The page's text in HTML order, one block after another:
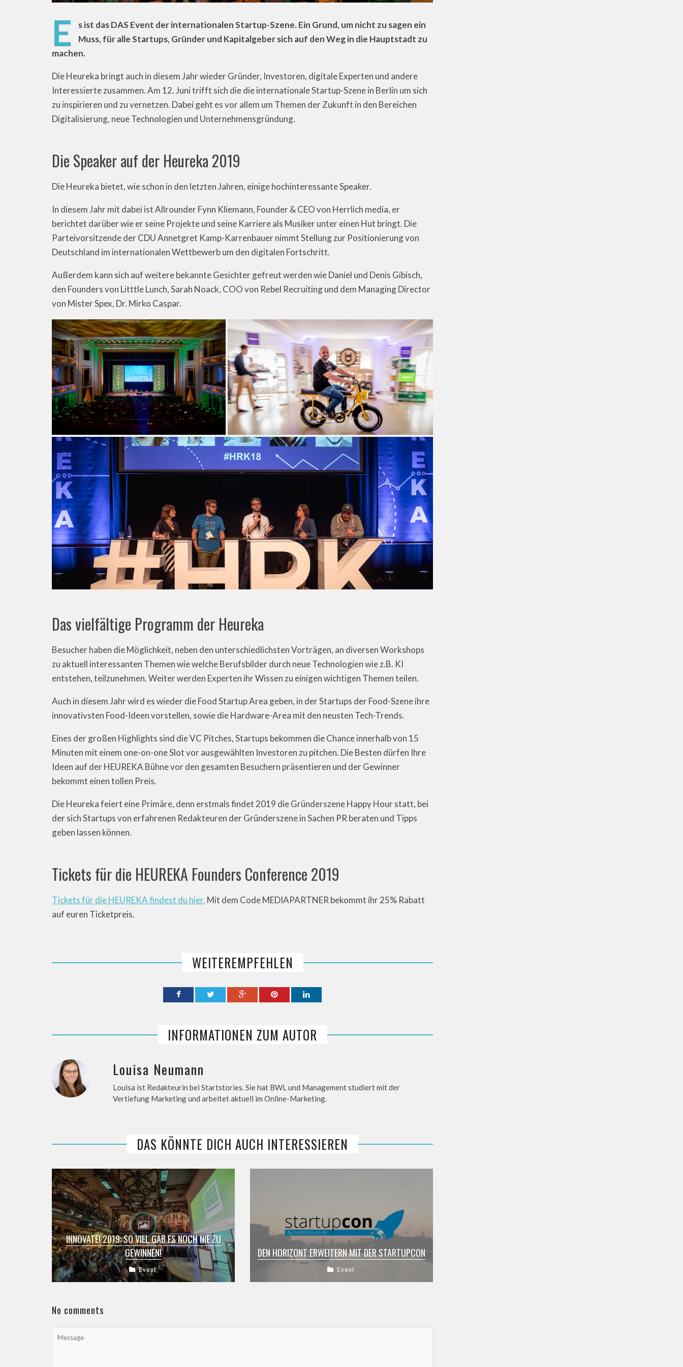
E
s ist das DAS Event der internationalen Startup-Szene. Ein Grund, um nicht zu sagen ein
Muss, für alle Startups, Gründer und Kapitalgeber sich auf den Weg in die Hauptstadt zu
machen.
Die Heureka bringt auch in diesem Jahr wieder Gründer, Investoren, digitale Experten und andere
Interessierte zusammen. Am 12. Juni trifft sich die die internationale Startup-Szene in Berlin um sich
zu inspirieren und zu vernetzen. Dabei geht es vor allem um Themen der Zukunft in den Bereichen
Digitalisierung, neue Technologien und Unternehmensgründung.
Die Speaker auf der Heureka 2019
Die Heureka bietet, wie schon in den letzten Jahren, einige hochinteressante Speaker.
In diesem Jahr mit dabei ist Allrounder Fynn Kliemann, Founder & CEO von Herrlich media, er
berichtet darüber wie er seine Projekte und seine Karriere als Musiker unter einen Hut bringt. Die
Parteivorsitzende der CDU Annetgret Kamp-Karrenbauer nimmt Stellung zur Positionierung von
Deutschland im internationalen Wettbewerb um den digitalen Fortschritt.
Außerdem kann sich auf weitere bekannte Gesichter gefreut werden wie Daniel und Denis Gibisch,
den Founders von Litttle Lunch, Sarah Noack, COO von Rebel Recruiting und dem Managing Director
von Mister Spex, Dr. Mirko Caspar.
Das vielfältige Programm der Heureka
Besucher haben die Möglichkeit, neben den unterschiedlichsten Vorträgen, an diversen Workshops
zu aktuell interessanten Themen wie welche Berufsbilder durch neue Technologien wie z.B. KI
entstehen, teilzunehmen. Weiter werden Experten ihr Wissen zu einigen wichtigen Themen teilen.
Auch in diesem Jahr wird es wieder die Food Startup Area geben, in der Startups der Food-Szene ihre
innovativsten Food-Ideen vorstellen, sowie die Hardware-Area mit den neusten Tech-Trends.
Eines der großen Highlights sind die VC Pitches, Startups bekommen die Chance innerhalb von 15
Minuten mit einem one-on-one Slot vor ausgewählten Investoren zu pitchen. Die Besten dürfen Ihre
Ideen auf der HEUREKA Bühne vor den gesamten Besuchern präsentieren und der Gewinner
bekommt einen tollen Preis.
Die Heureka feiert eine Primäre, denn erstmals findet 2019 die Gründerszene Happy Hour statt, bei
der sich Startups von erfahrenen Redakteuren der Gründerszene in Sachen PR beraten und Tipps
geben lassen können.
Tickets für die HEUREKA Founders Conference 2019
Tickets für die HEUREKA findest du hier. Mit dem Code MEDIAPARTNER bekommt ihr 25% Rabatt
auf euren Ticketpreis.
WEITEREMPFEHLEN
INFORMATIONEN ZUM AUTOR
Louisa Neumann
Louisa ist Redakteurin bei Startstories. Sie hat BWL und Management studiert mit der
Vertiefung Marketing und arbeitet aktuell im Online-Marketing.
DAS KÖNNTE DICH AUCH INTERESSIEREN
INNOVATE! 2019: SO VIEL GAB ES NOCH NIE ZU
GEWINNEN!
Bald ist es wieder soweit. Die Innovate! 2019
findet am 16. & 17. Oktober im Alando Palais in
Event
DEN HORIZONT ERWEITERN MIT DER STARTUPCON
Ob in „der Höhle des Löwen“, auf Crowdfunding
Plattformen oder bei Events: Deutschland lebt
Event
No comments